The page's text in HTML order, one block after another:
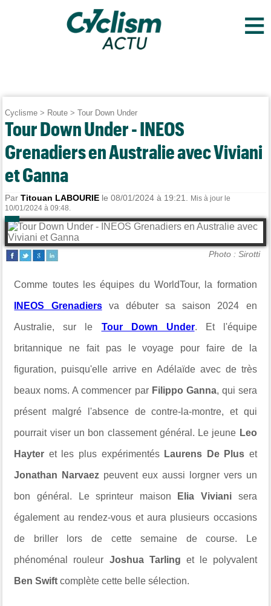
≡
Cyclisme > Route >Tour Down Under
Tour Down Under - INEOS
Grenadiers en Australie avec Viviani
et Ganna
ParTitouan LABOURIE le 08/01/2024 à 19:21.
Mis à jour le
10/01/2024 à 09:48.
Photo : Sirotti
Comme toutes les équipes du WorldTour, la formation
INEOS Grenadiersva débuter sa saison 2024 en
Australie, sur le Tour Down Under. Et l'équipe
britannique ne fait pas le voyage pour faire de la
figuration, puisqu'elle arrive en Adélaïde avec de très
beaux noms. A commencer par Filippo Ganna, qui sera
présent malgré l'absence de contre-la-montre, et qui
pourrait viser un bon classement général. Le jeune Leo
Hayter et les plus expérimentésLaurens De Plus et
Jonathan Narvaez peuvent eux aussi lorgner vers un
bon général. Le sprinteur maison Elia Vivianisera
également au rendez-vous et aura plusieurs occasions
de briller lors de cette semaine de course. Le
phénoménal rouleur Joshua Tarling et le polyvalent
Ben Swift complète cette belle sélection.